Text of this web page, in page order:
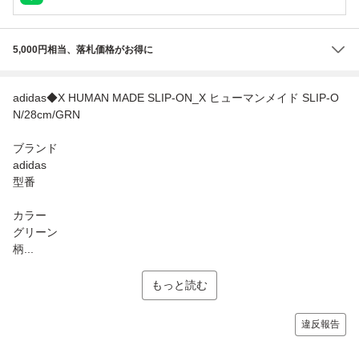
5,000円相当、落札価格がお得に
adidas◆X HUMAN MADE SLIP-ON_X ヒューマンメイド SLIP-O
N/28cm/GRN
ブランド
adidas
型番
カラー
グリーン
柄...
もっと読む
違反報告